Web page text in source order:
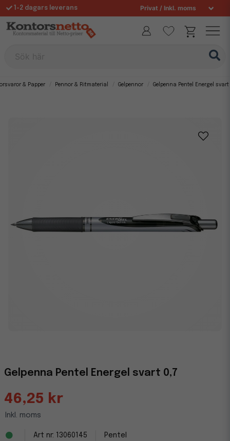
1-2 dagars leverans
Fri frakt över 995 kr
& Papper Pennor & Ritmaterial Gelpennor Gelpenna Pentel Energel svart
Gelpenna Pentel Energel svart 0,7
46,25 kr
Inkl. moms
13060145 Pentel